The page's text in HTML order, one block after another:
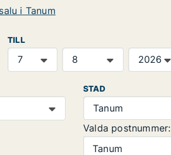
i Tanum
TILL
STAD
Tanum
Valda postnummer:
Tanum